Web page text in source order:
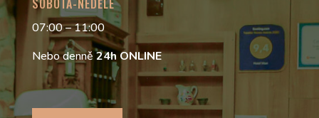
SOBOTA-NEDĚLE
07:00 – 11:00
Nebo denně24h ONLINE